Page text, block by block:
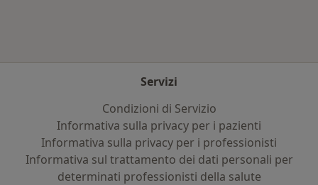
Servizi
Condizioni di Servizio
Informativa sulla privacy per i pazienti
Informativa sulla privacy per i professionisti
Informativa sul trattamento dei dati personali per
determinati professionisti della salute